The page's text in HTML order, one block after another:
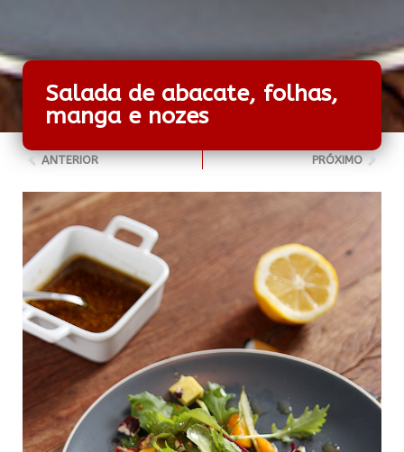
Salada de abacate, folhas,
manga e nozes
ANTERIOR PRÓXIMO